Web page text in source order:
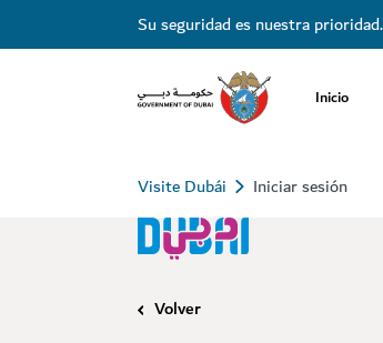
Su seguridad es nuestra prioridad.
Inicio
Visite Dubái Iniciar sesión
Volver